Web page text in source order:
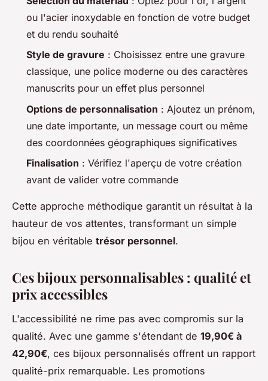
ou l'acier inoxydable en fonction de votre budget
et du rendu souhaité
Style de gravure : Choisissez entre une gravure
classique, une police moderne ou des caractères
manuscrits pour un effet plus personnel
Options de personnalisation : Ajoutez un prénom,
une date importante, un message court ou même
des coordonnées géographiques significatives
Finalisation : Vérifiez l'aperçu de votre création
avant de valider votre commande
Cette approche méthodique garantit un résultat à la
hauteur de vos attentes, transformant un simple
bijou en véritable trésor personnel.
Ces bijoux personnalisables : qualité et
prix accessibles
L'accessibilité ne rime pas avec compromis sur la
qualité. Avec une gamme s'étendant de 19,90€ à
42,90€, ces bijoux personnalisés offrent un rapport
qualité-prix remarquable. Les promotions